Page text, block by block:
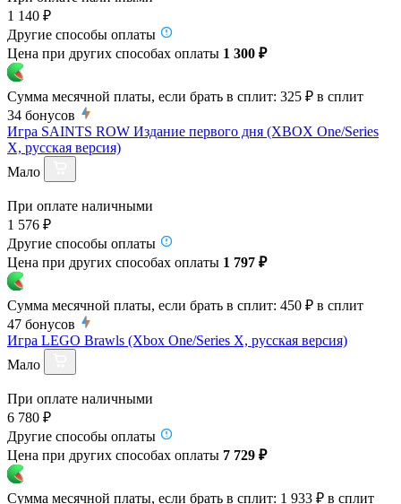
1 140 ₽
Другие способы оплаты
Цена при других способах оплаты 1 300 ₽
Сумма месячной платы, если брать в сплит: 325 ₽ в сплит
34 бонусов
Игра SAINTS ROW Издание первого дня (XBOX One/Series
X, русская версия)
Мало
При оплате наличными
1 576 ₽
Другие способы оплаты
Цена при других способах оплаты 1 797 ₽
Сумма месячной платы, если брать в сплит: 450 ₽ в сплит
47 бонусов
Игра LEGO Brawls (Xbox One/Series X, русская версия)
Мало
При оплате наличными
6 780 ₽
Другие способы оплаты
Цена при других способах оплаты 7 729 ₽
Сумма месячной платы, если брать в сплит: 1 933 ₽ в сплит